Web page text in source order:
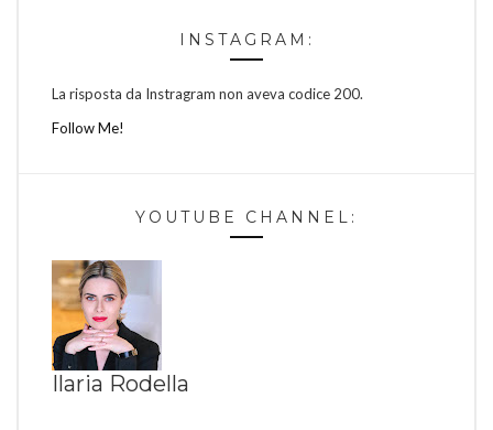
INSTAGRAM:
La risposta da Instragram non aveva codice 200.
Follow Me!
YOUTUBE CHANNEL:
Ilaria Rodella